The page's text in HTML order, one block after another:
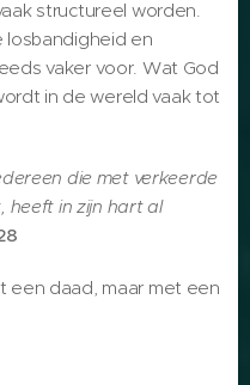
structureel worden.
losbandigheid en
vaker voor. Wat God
in de wereld vaak tot
die met verkeerde
heeft in zijn hart al
een daad, maar met een